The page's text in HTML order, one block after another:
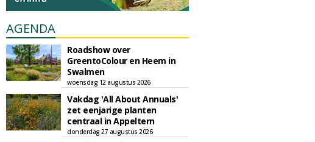
AGENDA
Roadshow over
GreentoColour en Heem in
Swalmen
woensdag 12 augustus 2026
Vakdag 'All About Annuals'
zet eenjarige planten
centraal in Appeltern
donderdag 27 augustus 2026